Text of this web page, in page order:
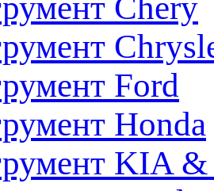
Ford
Honda
KIA